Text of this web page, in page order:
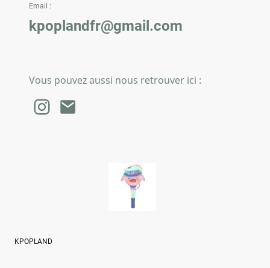
Email :
kpoplandfr@gmail.com
Vous pouvez aussi nous retrouver ici :
KPOPLAND